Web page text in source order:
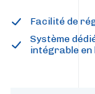
Facilité de
Système
intégrable en